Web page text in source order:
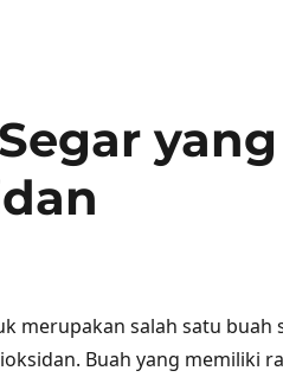
merupakan salah satu
Buah yang memiliki